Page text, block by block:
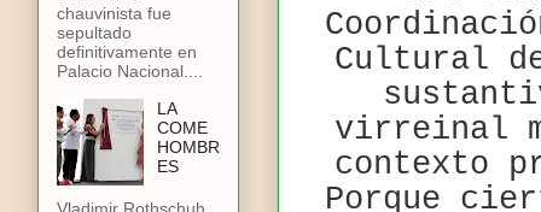
Cultural
virreinal
contexto
Porque
chauvinista fue
sepultado
definitivamente en
Palacio Nacional....
LA
COME
HOMBR
ES
Vladimir Rothschuh